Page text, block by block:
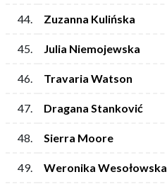
44. Zuzanna Kulińska
45. Julia Niemojewska
46. Travaria Watson
47. Dragana Stanković
48. Sierra Moore
49. Weronika Wesołowska
44. Zuzanna Kulińska
45. Julia Niemojewska
46. Travaria Watson
47. Dragana Stanković
48. Sierra Moore
49. Weronika Wesołowska